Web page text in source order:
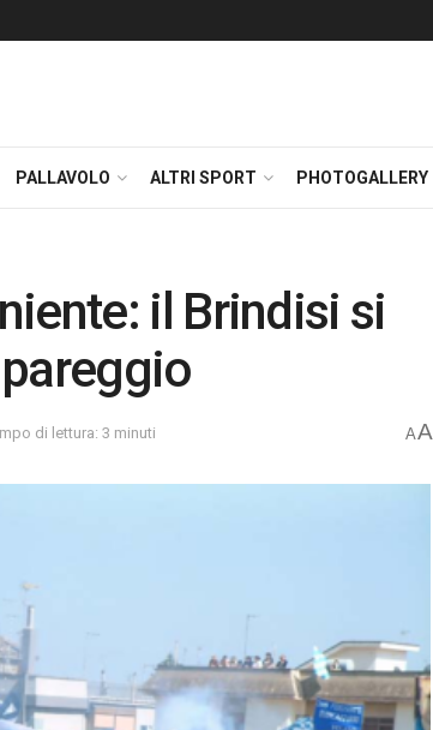
PALLAVOLO ALTRI SPORT PHOTOGALLERY
il Brindisi si
di lettura: 3 minuti AA